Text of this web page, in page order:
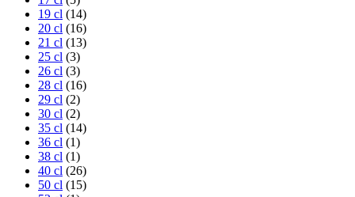
19 cl (14)
20 cl (16)
21 cl (13)
25 cl (3)
26 cl (3)
28 cl (16)
29 cl (2)
30 cl (2)
35 cl (14)
36 cl (1)
38 cl (1)
40 cl (26)
50 cl (15)